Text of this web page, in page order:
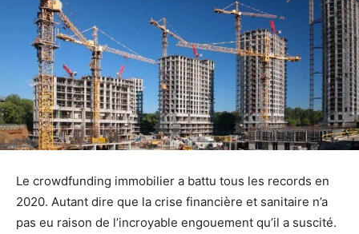
Le crowdfunding immobilier a battu tous les records en
2020. Autant dire que la crise financière et sanitaire n’a
pas eu raison de l’incroyable engouement qu’il a suscité.